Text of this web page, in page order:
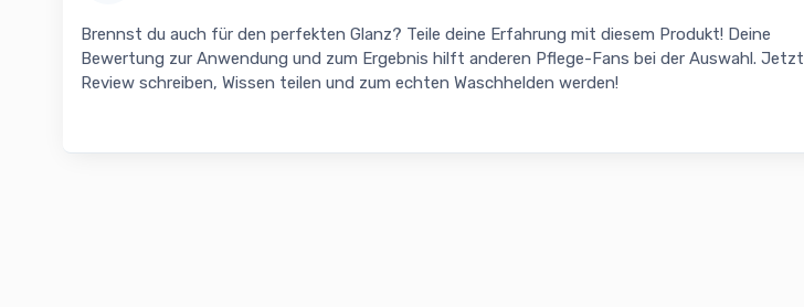
Brennst du auch für den perfekten Glanz? Teile deine Erfahrung mit diesem Produkt! Deine
Bewertung zur Anwendung und zum Ergebnis hilft anderen Pflege-Fans bei der Auswahl. Jetzt
Review schreiben, Wissen teilen und zum echten Waschhelden werden!